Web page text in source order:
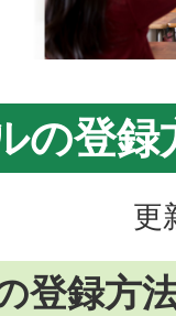
の登録
更
登録方